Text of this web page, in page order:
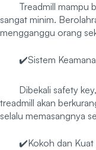
Treadmill mampu
sangat minim.
mengganggu orang
✔️Sistem
Dibekali safety
treadmill akan
selalu memasangnya
✔️Kokoh dan Kuat